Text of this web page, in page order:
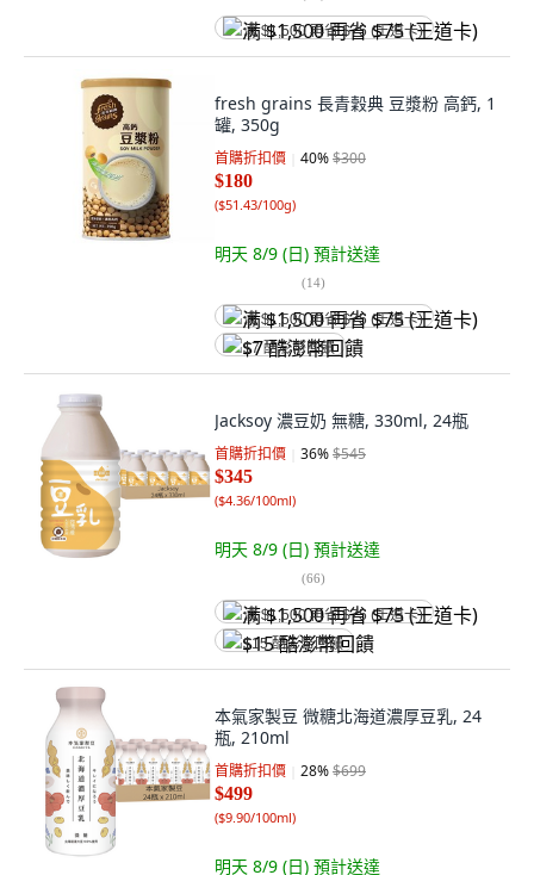
满 $1,500 再省 $75 (王道卡)
fresh grains 長青穀典 豆漿粉 高鈣, 1
罐, 350g
首購折扣價 40%$300
$180
($51.43/100g)
明天 8/9 (日) 預計送達
(14)
满 $1,500 再省 $75 (王道卡)
$7 酷澎幣回饋
Jacksoy 濃豆奶 無糖, 330ml, 24瓶
首購折扣價 36%$545
$345
($4.36/100ml)
明天 8/9 (日) 預計送達
(66)
满 $1,500 再省 $75 (王道卡)
$15 酷澎幣回饋
本氣家製豆 微糖北海道濃厚豆乳, 24
瓶, 210ml
首購折扣價 28%$699
$499
($9.90/100ml)
明天 8/9 (日) 預計送達